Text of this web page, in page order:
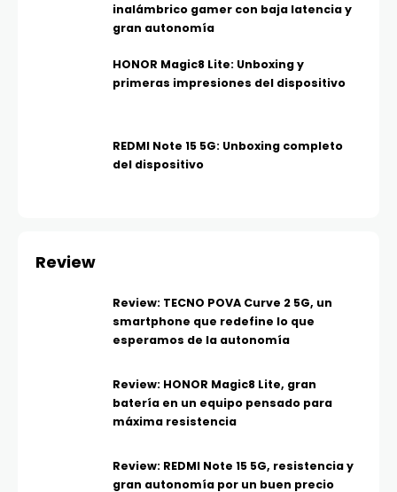
inalámbrico gamer con baja latencia y
gran autonomía
HONOR Magic8 Lite: Unboxing y
primeras impresiones del dispositivo
REDMI Note 15 5G: Unboxing completo
del dispositivo
Review
Review: TECNO POVA Curve 2 5G, un
smartphone que redefine lo que
esperamos de la autonomía
Review: HONOR Magic8 Lite, gran
batería en un equipo pensado para
máxima resistencia
Review: REDMI Note 15 5G, resistencia y
gran autonomía por un buen precio